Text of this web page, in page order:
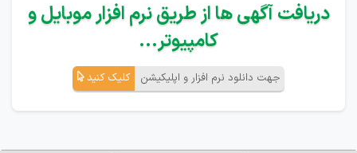
دریافت آگهی ها از طریق نرم افزار موبایل و
کامپیوتر...
جهت دانلود نرم افزار و اپلیکیشن کلیک کنید